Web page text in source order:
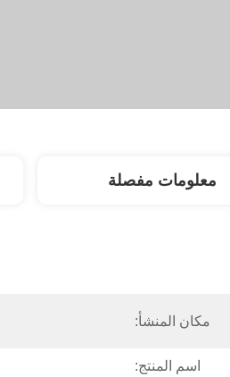
معلومات مفصلة
مكان المنشأ:
اسم المنتج: